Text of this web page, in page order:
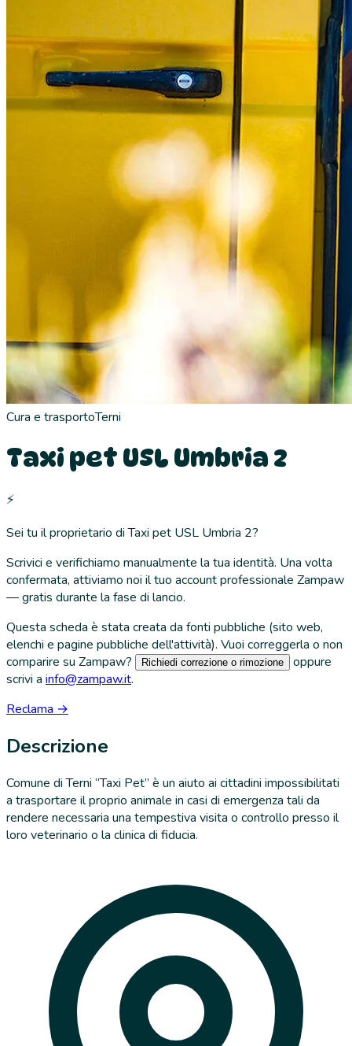
Cura e trasportoTerni
Taxi pet USL Umbria 2
⚡
Sei tu il proprietario diTaxi pet USL Umbria 2?
Scrivici e verifichiamo manualmente la tua identità. Una volta
confermata, attiviamo noi il tuo account professionale Zampaw
— gratis durante la fase di lancio.
Questa scheda è stata creata da fonti pubbliche (sito web,
elenchi e pagine pubbliche dell'attività). Vuoi correggerla o non
comparire su Zampaw?
Richiedi correzione o rimozione
oppure
scrivi a info@zampaw.it.
Reclama →
Descrizione
Comune di Terni “Taxi Pet” è un aiuto ai cittadini impossibilitati
a trasportare il proprio animale in casi di emergenza tali da
rendere necessaria una tempestiva visita o controllo presso il
loro veterinario o la clinica di fiducia.